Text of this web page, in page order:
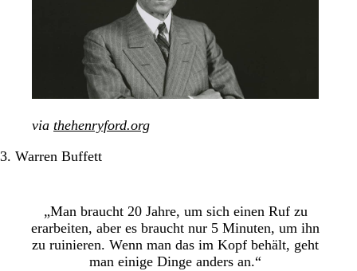
via thehenryford.org
3. Warren Buffett
„Man braucht 20 Jahre, um sich einen Ruf zu
erarbeiten, aber es braucht nur 5 Minuten, um ihn
zu ruinieren. Wenn man das im Kopf behält, geht
man einige Dinge anders an.“